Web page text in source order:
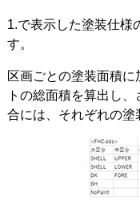
1.で表示した塗装仕様
す。
区画ごとの塗装面積
トの総面積を算出し
合には、それぞれの塗